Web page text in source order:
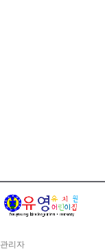
관리자